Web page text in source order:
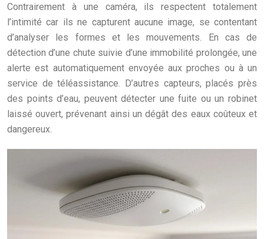
Contrairement à une caméra, ils respectent totalement
l’intimité car ils ne capturent aucune image, se contentant
d’analyser les formes et les mouvements. En cas de
détection d’une chute suivie d’une immobilité prolongée, une
alerte est automatiquement envoyée aux proches ou à un
service de téléassistance. D’autres capteurs, placés près
des points d’eau, peuvent détecter une fuite ou un robinet
laissé ouvert, prévenant ainsi un dégât des eaux coûteux et
dangereux.